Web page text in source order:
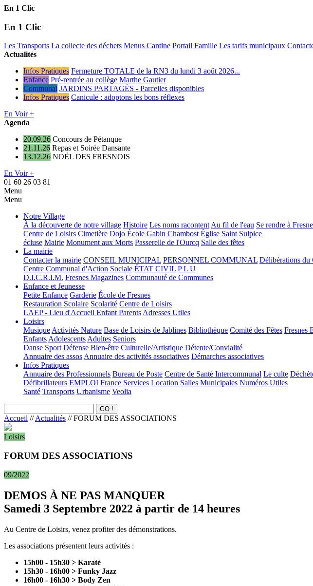
En 1 Clic
En 1 Clic
Les Transports La collecte des déchets Menus Cantine Portail Famille Les tarifs municipaux
Actualités
Infos Pratiques Fermeture TOTALE de la RN3 du lundi 3 août 2026...
Enfance Pré-rentrée au collège Marthe Gautier
Communal JARDINS PARTAGÉS - Parcelles disponibles
Infos Pratiques Canicule : adoptons les bons réflexes
En Voir +
Agenda
20.09.26 Concours de Pétanque
21.11.26 Repas et Soirée Dansante
13.12.26 NOËL DES FRESNOIS
En Voir +
01 60 26 03 81
Menu
Menu
Notre Village
À la découverte de notre village Histoire Les noms racontentAu fil de l'eau Se rendre à
Centre de Loisirs Cimetière Dojo École Gabin Chambost Église Saint Sulpice
écluse Mairie Monument aux Morts Passerelle de l'Ourcq Salle des fêtes
La mairie
Contacter la mairie CONSEIL MUNICIPAL PERSONNEL COMMUNAL Délibérations du
Centre Communal d'Action Sociale ÉTAT CIVIL P L U
D.I.C.R.I.M. Fresnes Magazines Communauté de Communes
Enfance et Jeunesse
Petite Enfance Garderie École de Fresnes
Restauration Scolaire Scolarité Centre de Loisirs
LAEP - Lieu d'Accueil Enfant ParentsAdresses Utiles
Loisirs
MusiqueActivités Nature Base de Loisirs de Jablines Bibliothèque Comité des Fêtes Fresnes
EnfantsAdolescentsAdultes Seniors
Danse Sport Défense Bien-être Culturelle/Artistique Détente/Convialité
Annuaire des assosAnnuaire des activités associatives Démarches associatives
Infos Pratiques
Annuaire des Professionnels Bureau de Poste Centre de Santé Intercommunal Le culte
Défibrillateurs EMPLOI France Services Location Salles Municipales Numéros Utiles
Santé Transports Urbanisme Veolia
Accueil //Actualités // FORUM DES ASSOCIATIONS
Loisirs
FORUM DES ASSOCIATIONS
09/2022
DEMOS À NE PAS MANQUER
Samedi 3 Septembre 2022 à partir de 14 heures
Au Centre de Loisirs, venez profiter des démonstrations.
Les associations présentent leurs activités :
15h00 - 15h30 > Karaté
15h30 - 16h00 > Funky Jazz
16h00 - 16h30 > Body Zen